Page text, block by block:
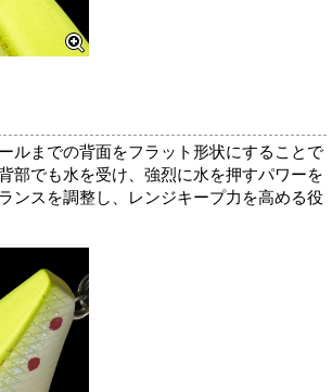
ルまでの背面をフラット形状にすることで
部でも水を受け、強烈に水を押すパワーを
ンスを調整し、レンジキープ力を高める役